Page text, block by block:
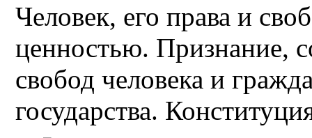
Человек, его права и
ценностью. Признание,
свобод человека и
государства.